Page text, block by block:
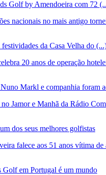
Golf by Amendoeira com 72
nacionais no mais antigo
da Casa Velha do
20 anos de operação
Markl e companhia foram
no Jamor e Manhã da Rádio
dos seus melhores golfistas
falece aos 51 anos vítima de
Golf em Portugal é um mundo